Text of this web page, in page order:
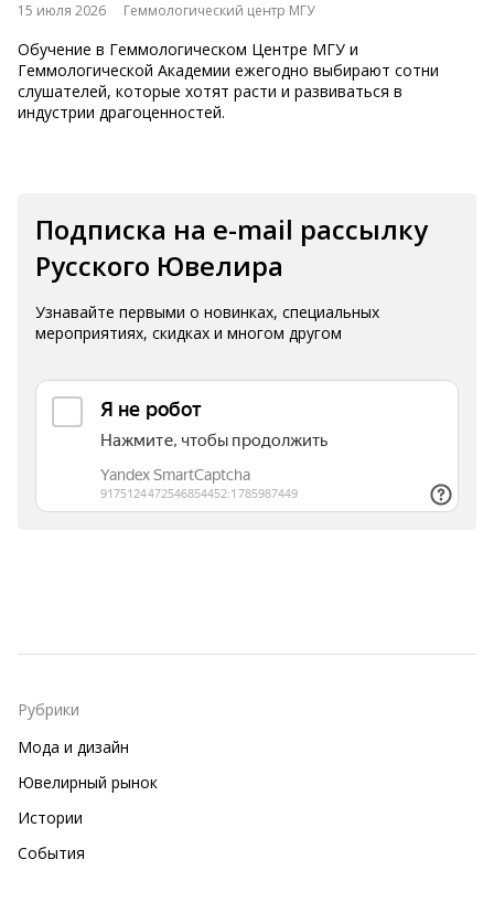
15 июля 2026 Геммологический центр МГУ
Обучение в Геммологическом Центре МГУ и
Геммологической Академии ежегодно выбирают сотни
слушателей, которые хотят расти и развиваться в
индустрии драгоценностей.
Подписка на e-mail рассылку
Русского Ювелира
Узнавайте первыми о новинках, специальных
мероприятиях, скидках и многом другом
Рубрики
Мода и дизайн
Ювелирный рынок
Истории
События